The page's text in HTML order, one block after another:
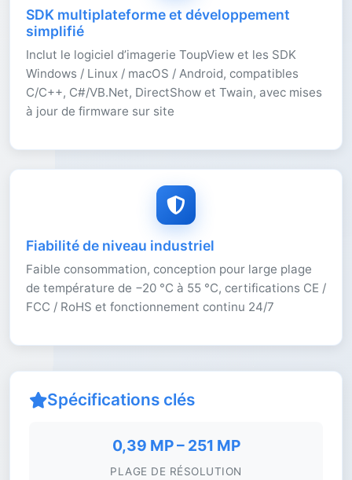
SDK multiplateforme et développement
simplifié
Inclut le logiciel d’imagerie ToupView et les SDK
Windows / Linux / macOS / Android, compatibles
C/C++, C#/VB.Net, DirectShow et Twain, avec mises
à jour de firmware sur site
Fiabilité de niveau industriel
Faible consommation, conception pour large plage
de température de −20 °C à 55 °C, certifications CE /
FCC / RoHS et fonctionnement continu 24/7
Spécifications clés
0,39 MP – 251 MP
PLAGE DE RÉSOLUTION